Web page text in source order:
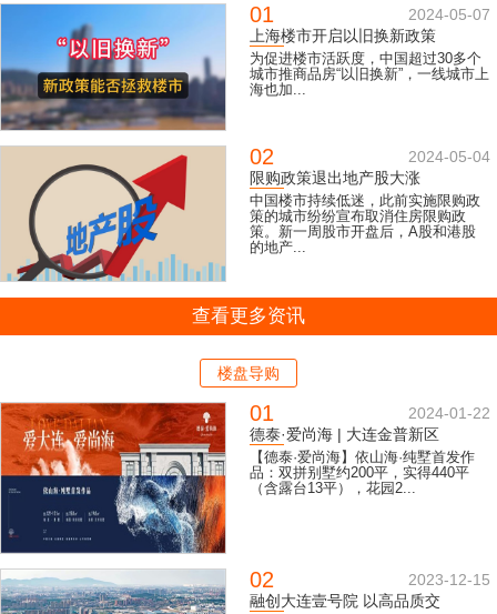
01
2024-05-07
上海楼市开启以旧换新政策
为促进楼市活跃度，中国超过30多个
城市推商品房“以旧换新”，一线城市上
海也加...
02
2024-05-04
限购政策退出地产股大涨
中国楼市持续低迷，此前实施限购政
策的城市纷纷宣布取消住房限购政
策。新一周股市开盘后，A股和港股
的地产...
查看更多资讯
楼盘导购
01
2024-01-22
德泰·爱尚海 | 大连金普新区
【德泰·爱尚海】依山海·纯墅首发作
品：双拼别墅约200平，实得440平
（含露台13平），花园2...
02
2023-12-15
融创大连壹号院 以高品质交